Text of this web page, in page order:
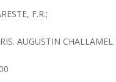
F.R.;
AUGUSTIN